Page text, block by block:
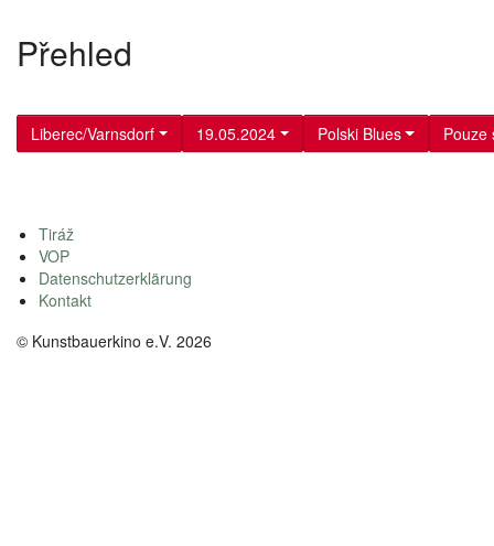
Přehled
Liberec/Varnsdorf 19.05.2024 Polski Blues Pouze
Tiráž
VOP
Datenschutzerklärung
Kontakt
© Kunstbauerkino e.V. 2026